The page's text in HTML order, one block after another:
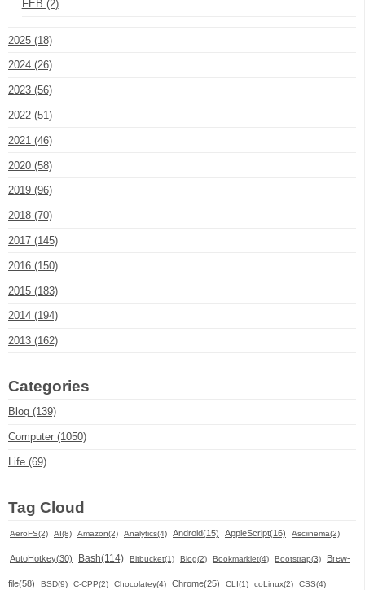
FEB (2)
2025 (18)
2024 (26)
2023 (56)
2022 (51)
2021 (46)
2020 (58)
2019 (96)
2018 (70)
2017 (145)
2016 (150)
2015 (183)
2014 (194)
2013 (162)
Categories
Blog (139)
Computer (1050)
Life (69)
Tag Cloud
AeroFS(2) AI(8) Amazon(2) Analytics(4) Android(15) AppleScript(16) Asciinema(2)
AutoHotkey(30) Bash(114) Bitbucket(1) Blog(2) Bookmarklet(4) Bootstrap(3) Brew-
file(58) BSD(9) C-CPP(2) Chocolatey(4) Chrome(25) CLI(1) coLinux(2) CSS(4)